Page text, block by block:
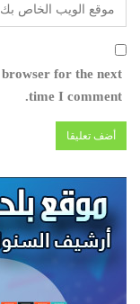
browser for the next
time I comment.